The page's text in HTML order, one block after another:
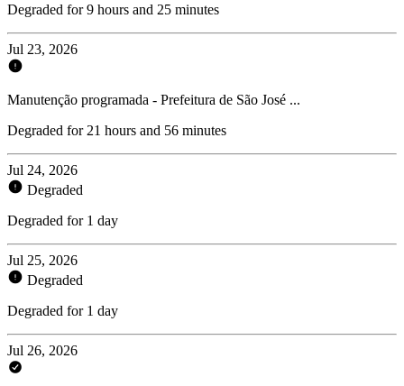
Degraded for 9 hours and 25 minutes
Jul 23, 2026
Manutenção programada - Prefeitura de São José ...
Degraded for 21 hours and 56 minutes
Jul 24, 2026
Degraded
Degraded for 1 day
Jul 25, 2026
Degraded
Degraded for 1 day
Jul 26, 2026